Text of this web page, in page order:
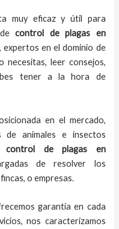
muy eficaz y útil para
decontrol de plagas en
expertos en el dominio de
necesitas, leer consejos,
tener a la hora de
en el mercado,
de animales e insectos
control de plagas en
de resolver los
o empresas.
garantía en cada
nos caracterizamos